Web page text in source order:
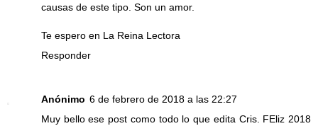
causas de este tipo. Son un amor.
Te espero en La Reina Lectora
Responder
Anónimo 6 de febrero de 2018 a las 22:27
Muy bello ese post como todo lo que edita Cris. FEliz 2018